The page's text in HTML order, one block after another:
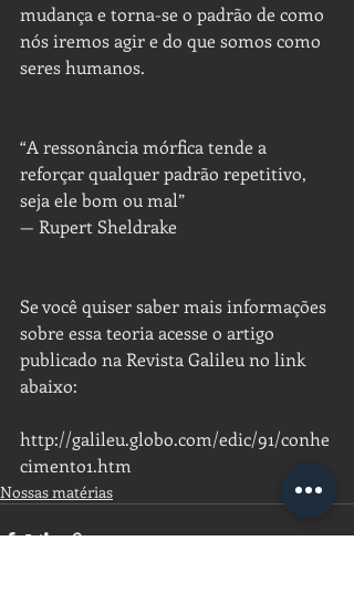
mudança e torna-se o padrão de como
nós iremos agir e do que somos como
seres humanos.
“A ressonância mórfica tende a
reforçar qualquer padrão repetitivo,
seja ele bom ou mal”
— Rupert Sheldrake
Se você quiser saber mais informações
sobre essa teoria acesse o artigo
publicado na Revista Galileu no link
abaixo:
http://galileu.globo.com/edic/91/conhe
cimento1.htm
Nossas matérias